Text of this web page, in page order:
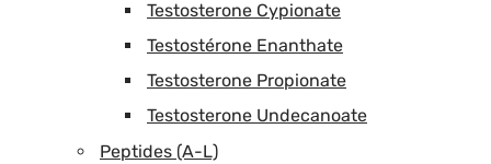
Testosterone Cypionate
Testostérone Enanthate
Testosterone Propionate
Testosterone Undecanoate
Peptides (A-L)